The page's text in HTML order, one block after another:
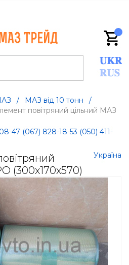
/ МАЗ від 10 тонн
/
повітряний цільний МАЗ
47 (067) 828-18-53 (050) 411-
(300х170х570)
Україна